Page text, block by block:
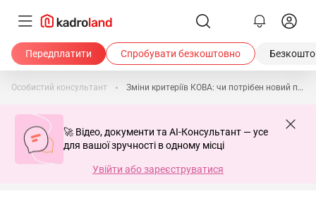
Передплатити Спробувати безкоштовно
Особистий консультант Зміни критеріїв КОВА: чи потрібен новий пакет документів
🚀 Відео, документи та AI-Консультант — усе
для вашої зручності в одному місці
Увійти або зареєструватися